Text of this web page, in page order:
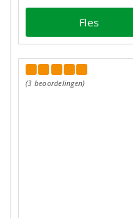
Fles
(3 beoordelingen)